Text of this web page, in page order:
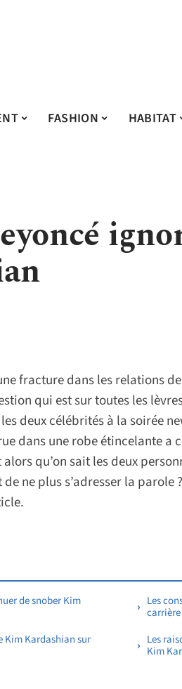
FASHION HABITAT
fracture dans les relations
qui est sur toutes les
deux célébrités à la soirée
dans une robe étincelante
alors qu’on sait les deux
ne plus s’adresser la parole
de snober Kim
Kim Kardashian sur
Les
Les
Kim